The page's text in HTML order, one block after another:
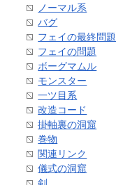
ノーマル系
バグ
フェイの最終問題
フェイの問題
ボーグマムル
モンスター
一ツ目系
改造コード
掛軸裏の洞窟
巻物
関連リンク
儀式の洞窟